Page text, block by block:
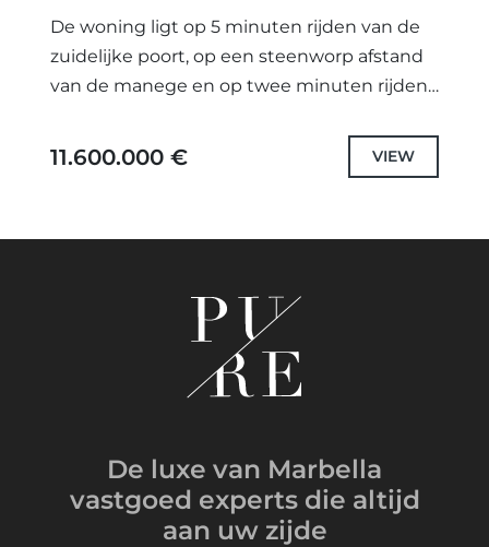
De woning ligt op 5 minuten rijden van de
zuidelijke poort, op een steenworp afstand
van de manege en op twee minuten rijden
11.600.000 € VIEW
De luxe van Marbella
vastgoed experts die altijd
aan uw zijde